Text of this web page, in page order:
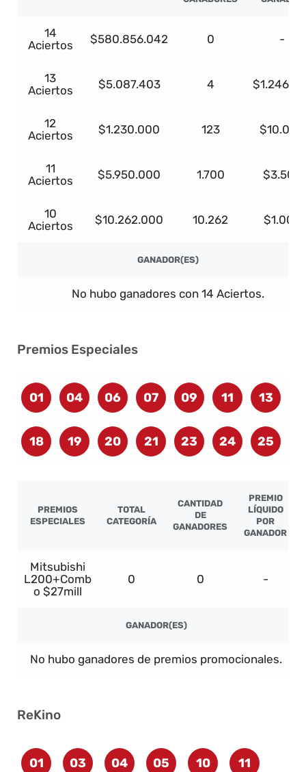
14
Aciertos
$580.856.042 0 -
13
Aciertos
$5.087.403 4
12
Aciertos
$1.230.000 123 $10.000
11
Aciertos
$5.950.000 1.700 $3.500
10
Aciertos
$10.262.000 10.262 $1.000
GANADOR(ES)
No hubo ganadores con 14 Aciertos.
Premios Especiales
01 04 06 07 09 11 13
18 19 20 21 23 24 25
PREMIOS
ESPECIALES
TOTAL
CATEGORÍA
CANTIDAD
DE
GANADORES
PREMIO
LÍQUIDO
POR
GANADOR
Mitsubishi
L200+Comb
o $27mill
0 0 -
GANADOR(ES)
No hubo ganadores de premios promocionales.
ReKino
01 03 04 05 10 11